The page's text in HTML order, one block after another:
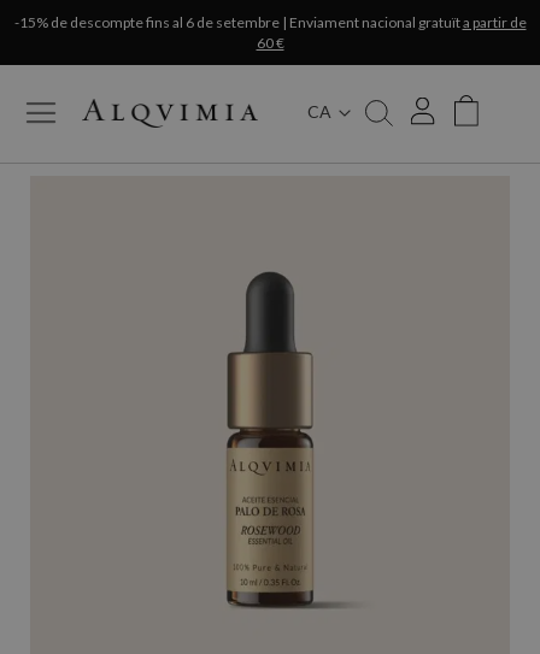
-15% de descompte fins al 6 de setembre | Enviament nacional gratuïta partir de
60 €
CA
My Cart